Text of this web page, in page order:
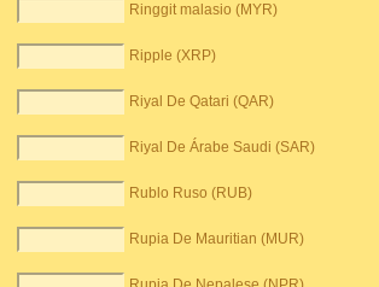
Ringgit malasio (MYR)
Ripple (XRP)
Riyal De Qatari (QAR)
Riyal De Árabe Saudi (SAR)
Rublo Ruso (RUB)
Rupia De Mauritian (MUR)